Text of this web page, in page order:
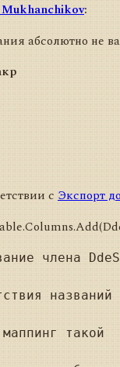
:
абсолютно не
с Экспорт
члена
названий
такой